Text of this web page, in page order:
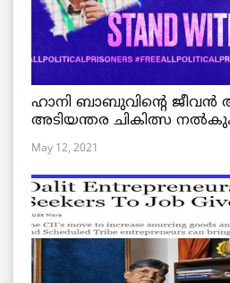
ഹാനി ബാബുവിന്റെ ജീവൻ
അടിയന്തര ചികിത്സ
May 12, 2021